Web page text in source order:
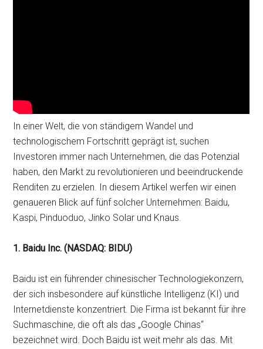
In einer Welt, die von ständigem Wandel und
technologischem Fortschritt geprägt ist, suchen
Investoren immer nach Unternehmen, die das Potenzial
haben, den Markt zu revolutionieren und beeindruckende
Renditen zu erzielen. In diesem Artikel werfen wir einen
genaueren Blick auf fünf solcher Unternehmen: Baidu,
Kaspi, Pinduoduo, Jinko Solar und Knaus.
1. Baidu Inc. (NASDAQ: BIDU)
Baidu ist ein führender chinesischer Technologiekonzern,
der sich insbesondere auf künstliche Intelligenz (KI) und
Internetdienste konzentriert. Die Firma ist bekannt für ihre
Suchmaschine, die oft als das „Google Chinas“
bezeichnet wird. Doch Baidu ist weit mehr als das. Mit